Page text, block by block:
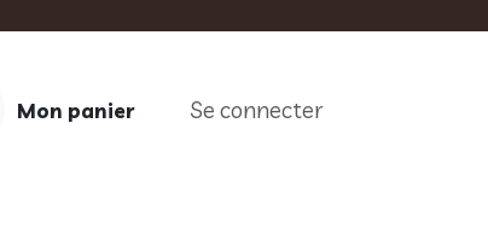
Mon panier Se connecter